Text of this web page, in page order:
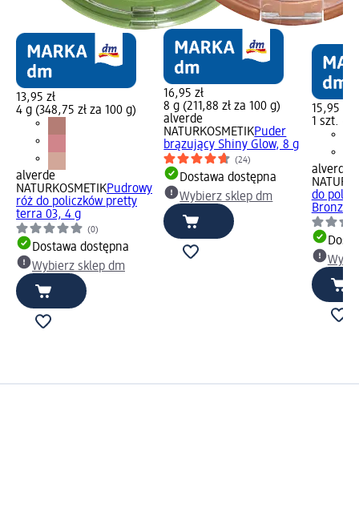
13,95 zł
4 g (348,75 zł za 100 g)
alverde
NATURKOSMETIKPudrowy
róż do policzków pretty
terra 03, 4 g
(0)
Dostawa dostępna
Wybierz sklep dm
16,95 zł
8 g (211,88 zł za 100 g)
alverde
NATURKOSMETIKPuder
brązujący Shiny Glow, 8 g
(24)
Dostawa dostępna
Wybierz sklep dm
15,95 zł
1 szt.
alverde
do